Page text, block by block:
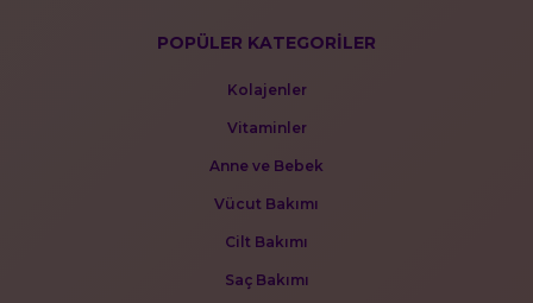
POPÜLER KATEGORİLER
Kolajenler
Vitaminler
Anne ve Bebek
Vücut Bakımı
Cilt Bakımı
Saç Bakımı